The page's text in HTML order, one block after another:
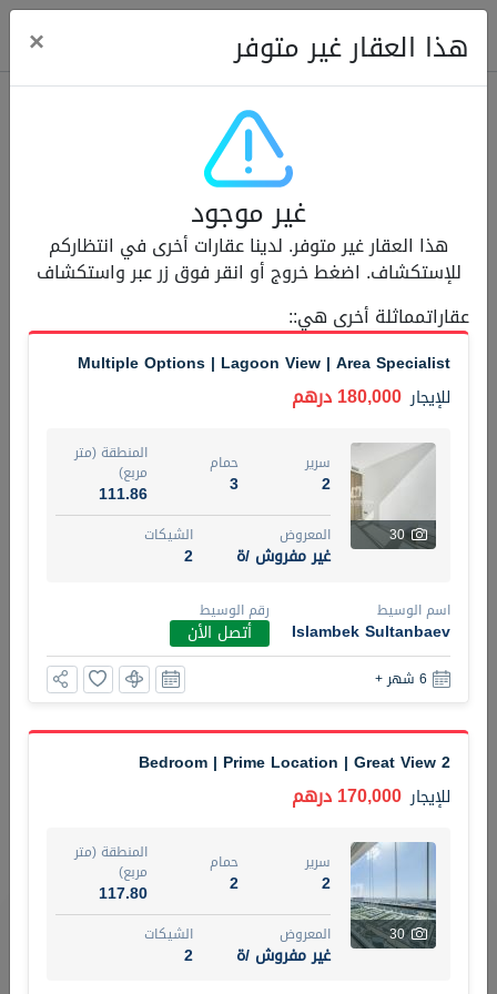
Modern Renovated Unit Near Marina Metro Station
شقة للإيجار 95,000 درهم
3
سرير
1
1
مربع)
المعروض
غير مفروش /ة
اسم الوسيط
NILOOFAR ABBAS VAKIL
رقم الوسيط
5 أشهر +
ELBRUS TOWER UNIT 2701 ON RENT
شقةللإيجار 95,000 درهم
3
1
2
مربع)
المعروض
مفروش/ ة
ABDEMANAF EQBALBHAI KHANBHAI
KHANBHAI EQBALBHAI SIRAJUDDIN
رقم الوسيط
الأن
تصفية
هذا العقار غير متوفر ×
غير موجود
هذا العقار غير متوفر. لدينا عقارات أخرى في انتظاركم
للإستكشاف. اضغط خروج أو انقر فوق زر عبر واستكشاف
عقاراتمماثلة أخرى هي::
Multiple Options | Lagoon View | Area Specialist
للإيجار 180,000 درهم
30
سرير
2
حمام
3
المنطقة (متر
مربع)
111.86
المعروض
غير مفروش /ة
الشيكات
2
اسم الوسيط
Islambek Sultanbaev
رقم الوسيط
أتصل الأن
6 شهر +
2 Bedroom | Prime Location | Great View
للإيجار 170,000 درهم
30
سرير
2
حمام
2
المنطقة (متر
مربع)
117.80
المعروض
غير مفروش /ة
الشيكات
2